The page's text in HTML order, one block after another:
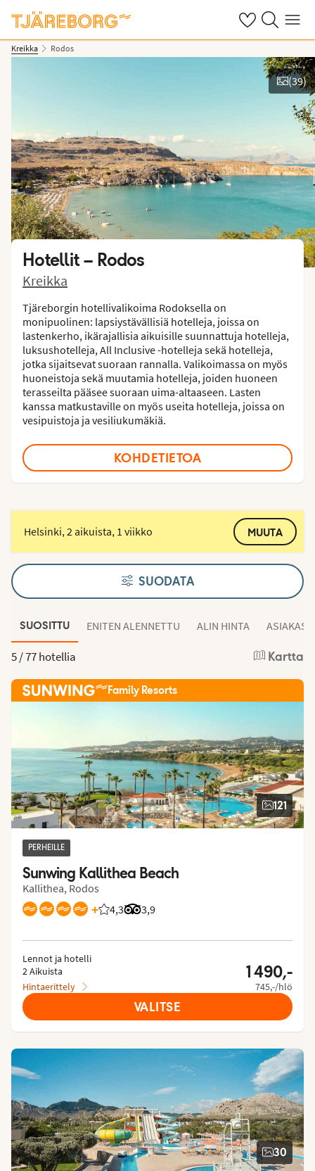
OmatHaku Valikko
Kreikka Rodos
Kuvat ja videot
(39)
Hotellit – Rodos
Kreikka
Tjäreborgin hotellivalikoima Rodoksella on
monipuolinen: lapsiystävällisiä hotelleja, joissa on
lastenkerho, ikärajallisia aikuisille suunnattuja hotelleja,
luksushotelleja, All Inclusive -hotelleja sekä hotelleja,
jotka sijaitsevat suoraan rannalla. Valikoimassa on myös
huoneistoja sekä muutamia hotelleja, joiden huoneen
terasseilta pääsee suoraan uima-altaaseen. Lasten
kanssa matkustaville on myös useita hotelleja, joissa on
vesipuistoja ja vesiliukumäkiä.
KOHDETIETOA
Helsinki, 2 aikuista, 1 viikko MUUTA
SUODATA
SUOSITTU ENITEN ALENNETTU ALIN HINTA
5 /77 hotellia Kartta
Family Resorts
121
PERHEILLE
Sunwing Kallithea Beach
Kallithea, Rodos
+ 4,3
Asiakkaidemme arviot: 4.305/5
3,9
Arvostelut Tripadvisorista: 3.9 of 5
Lennot ja hotelli
2 Aikuista
Hintaerittely
1 490,-
745,-/hlö
VALITSE
30